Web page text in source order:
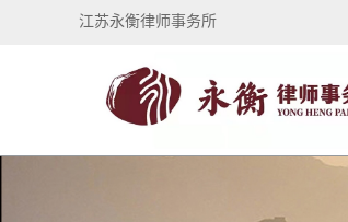
江苏永衡律师事务所